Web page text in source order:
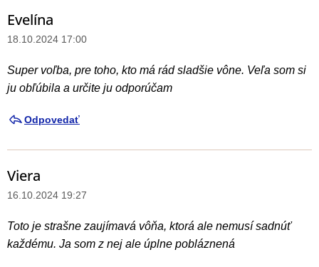
Evelína
18.10.2024 17:00
Super voľba, pre toho, kto má rád sladšie vône. Veľa som si
ju obľúbila a určite ju odporúčam
Odpovedať
Viera
16.10.2024 19:27
Toto je strašne zaujímavá vôňa, ktorá ale nemusí sadnúť
každému. Ja som z nej ale úplne pobláznená